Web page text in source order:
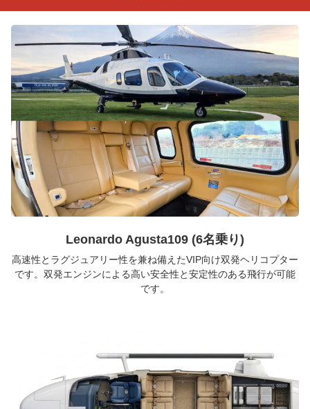
Leonardo Agusta109 (6名乗り)
高速性とラグジュアリー性を兼ね備えたVIP向け双発ヘリコプター
です。双発エンジンによる高い安全性と安定性のある飛行が可能
です。